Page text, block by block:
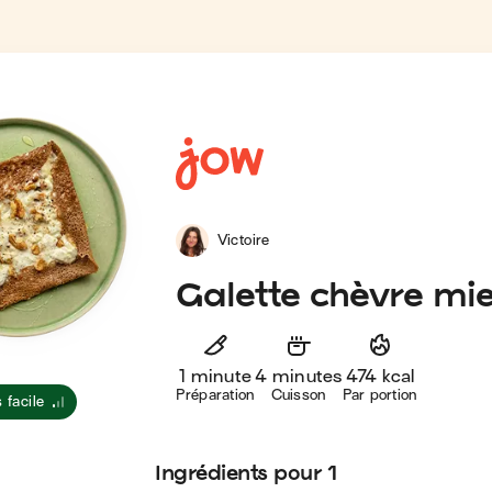
facile
Victoire
Galette chèvre
1 minute
Préparation
4 minutes
Cuisson
474 kcal
Par portion
Ingrédients pour 1